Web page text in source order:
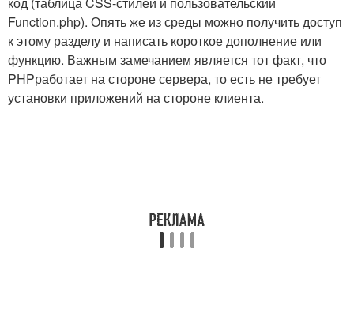
Function.php). Опять же из среды можно получить доступ
к этому разделу и написать короткое дополнение или
функцию. Важным замечанием является тот факт, что
PHPработает на стороне сервера, то есть не требует
установки приложений на стороне клиента.